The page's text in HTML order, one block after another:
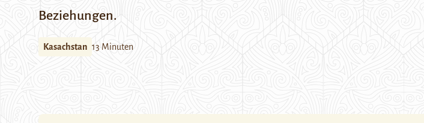
Beziehungen.
Kasachstan 13 Minuten